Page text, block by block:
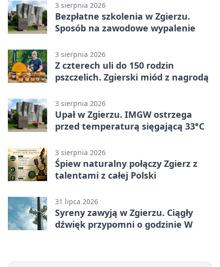
3 sierpnia 2026
Bezpłatne szkolenia w Zgierzu.
Sposób na zawodowe wypalenie
3 sierpnia 2026
Z czterech uli do 150 rodzin
pszczelich. Zgierski miód z nagrodą
3 sierpnia 2026
Upał w Zgierzu. IMGW ostrzega
przed temperaturą sięgającą 33°C
3 sierpnia 2026
Śpiew naturalny połączy Zgierz z
talentami z całej Polski
31 lipca 2026
Syreny zawyją w Zgierzu. Ciągły
dźwięk przypomni o godzinie W